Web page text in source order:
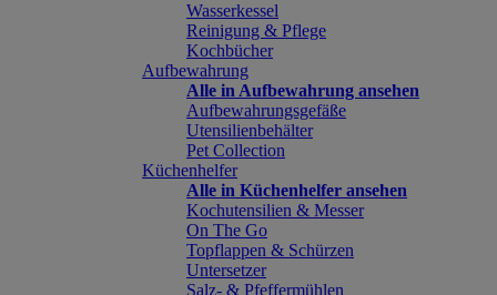
Wasserkessel
Reinigung & Pflege
Kochbücher
Aufbewahrung
Alle in Aufbewahrung ansehen
Aufbewahrungsgefäße
Utensilienbehälter
Pet Collection
Küchenhelfer
Alle in Küchenhelfer ansehen
Kochutensilien & Messer
On The Go
Topflappen & Schürzen
Untersetzer
Salz- & Pfeffermühlen